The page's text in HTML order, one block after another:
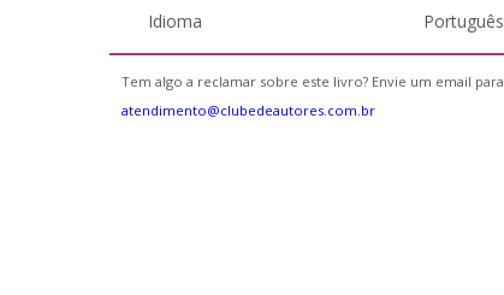
Idioma Português
Tem algo a reclamar sobre este livro? Envie um email para
atendimento@clubedeautores.com.br